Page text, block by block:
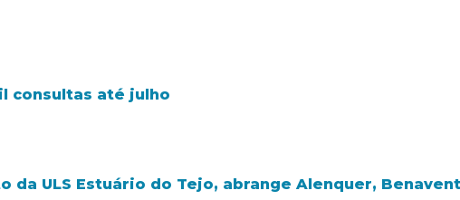
consultas até julho
ULS Estuário do Tejo, abrange Alenquer,